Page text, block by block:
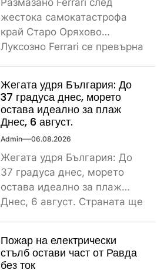
жестока самокатастрофа
край Старо Оряхово
Луксозно Ferrari се превърна
сутрин...
Жегата удря България: До
37 градуса днес, морето
остава идеално за плаж
Днес, 6 август.
Admin 06.08.2026
Жегата удря България: До
37 градуса днес, морето
остава идеално за плаж
Днес, 6 август. Страната ще
Пожар на електрически
стълб остави част от Равда
без ток